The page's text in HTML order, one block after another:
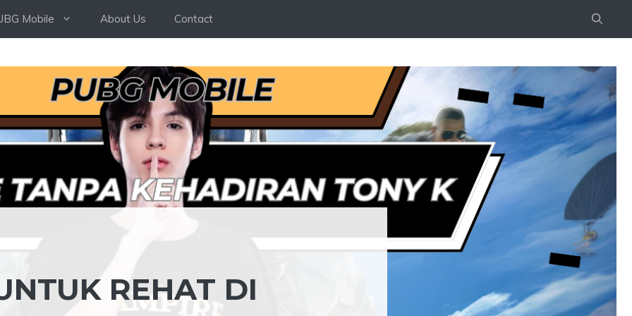
Mobile About Us Contact
REHAT DI